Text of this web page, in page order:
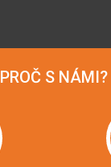
PROČ S NÁMI?